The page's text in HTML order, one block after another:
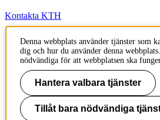
Kontakta KTH
Jobba på KTH
Press och media
Faktura och betalning KTH
Om KTH:s webbplatser
Denna webbplats använder tjänster som
dig och hur du använder denna
nödvändiga för att webbplatsen ska
Hantera valbara tjänster
Tillåt bara nödvändiga